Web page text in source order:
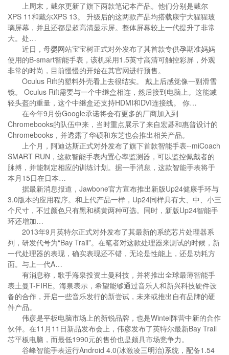
上周末，戴尔更新了旗下两款笔记本产品。他们分别是戴尔
XPS 11和戴尔XPS 13。 升级后的这两款产品均搭载康宁大猩猩玻
璃屏幕，并且还都是超高清显示屏。整体屏幕较上一代提升了非常
大。处…
近日，母婴网站宝宝树正式对外发布了其首款专供孕期准妈妈
使用的B-smart智能手表，该机采用1.5英寸高清可触控彩屏，外观
非常的时尚，目前慢慢的开始在其官网进行预售。
Oculus Rift的塑料外壳看上去很结实。 戴上后感觉像一副滑雪
镜。 Oculus Rift需要与一个中继盒相连，然后接到电脑上。这能减
轻头盔的重量，这个中继盒还支持HDMI和DVI连接线。 你…
在今年9月份Google承诺将会有更多的厂商加入到
Chromebooks的队伍中来，当时重点展示了来自宏碁和惠普设计的
Chromebooks，并透露了华硕和东芝也会推出相关产品。
上个月，阿迪达斯正式对外发布了旗下首款智能手表--miCoach
SMART RUN，这款智能手表内置心率监测器，可以监控佩戴者的
脉搏，并能制定相应的训练计划。据一手消息，这款智能手表将于
本月15日在日本…
据最新消息报道，Jawbone官方宣布推出新版Up24健康手环与
3.0版本的应用程序。和上代产品一样，Up24同样具有大、中、小三
个尺寸，不过颜色只有黑和橘黄两种可选。同时，新版Up24智能手
环还增加…
2013年9月英特尔正式对外发布了其最新的系统芯片处理器系
列，研发代号为“Bay Trail”。在笔者对这款处理器来测试的时候，新
一代处理器的表现，确实表现还不错，无论是性能上，还是功耗方
面。与上一代A…
有消息称，歌手海泉投资土曼科技，并将推出全球最薄智能手
表土曼T-FIRE。海泉表示，希望能够通过音乐人和新兴科技硬件设
备的合作，开启一些音乐发行的新尝试，未来或推出自有品牌的硬
件产品。
伟彦是平板电脑市场上的新锐品牌，也是Wintel阵营中新的合作
伙伴。在11月11日新品发布会上，伟彦发布了英特尔最新Bay Trail
芯平板电脑，而最低1990元的售价也是颇具市场竞争力。
谷峰智能手表运行Android 4.0(冰激凌三明治)系统，配备1.54